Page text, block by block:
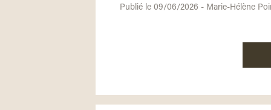
Publié le 09/06/2026 - Marie-Hélène